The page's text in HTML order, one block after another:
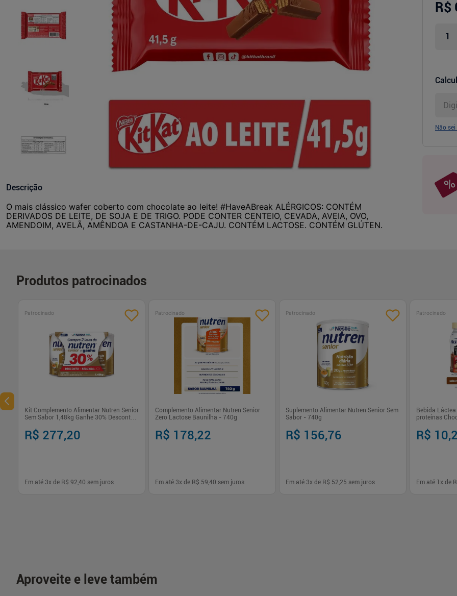
Descrição
O mais clássico wafer coberto com chocolate ao leite! #HaveABreak ALÉRGICOS: CONTÉM
DERIVADOS DE LEITE, DE SOJA E DE TRIGO. PODE CONTER CENTEIO, CEVADA, AVEIA, OVO,
AMENDOIM, AVELÃ, AMÊNDOA E CASTANHA-DE-CAJU. CONTÉM LACTOSE. CONTÉM GLÚTEN.
R$
Não sei
Produtos patrocinados
Patrocinado
Kit Complemento Alimentar Nutren Senior
Sem Sabor 1,48kg Ganhe 30% Desconto
R$ 277,20
Em até 3x de R$ 92,40 sem juros
Patrocinado
Complemento Alimentar Nutren Senior
Zero Lactose Baunilha - 740g
R$ 178,22
Em até 3x de R$ 59,40 sem juros
Patrocinado
Suplemento Alimentar Nutren Senior Sem
Sabor - 740g
R$ 156,76
Em até 3x de R$ 52,25 sem juros
Patrocinado
Bebida
proteínas
R$
Em até 1 x de
Aproveite e leve também